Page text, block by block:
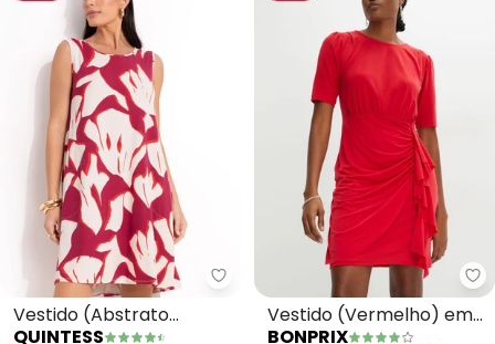
Quintess - Vestido (Abstrato
Vestido (Abstrato
QUINTESS
Vestido (Vermelho) em
BONPRIX